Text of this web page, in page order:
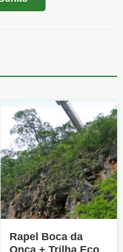
Rapel Boca da
Onça + Trilha Eco